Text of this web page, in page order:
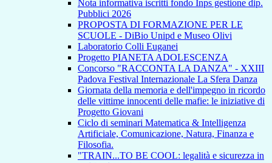
Nota informativa iscritti fondo Inps gestione dip.
Pubblici 2026
PROPOSTA DI FORMAZIONE PER LE
SCUOLE - DiBio Unipd e Museo Olivi
Laboratorio Colli Euganei
Progetto PIANETA ADOLESCENZA
Concorso "RACCONTA LA DANZA" - XXIII
Padova Festival Internazionale La Sfera Danza
Giornata della memoria e dell'impegno in ricordo
delle vittime innocenti delle mafie: le iniziative di
Progetto Giovani
Ciclo di seminari Matematica & Intelligenza
Artificiale, Comunicazione, Natura, Finanza e
Filosofia.
"TRAIN...TO BE COOL: legalità e sicurezza in